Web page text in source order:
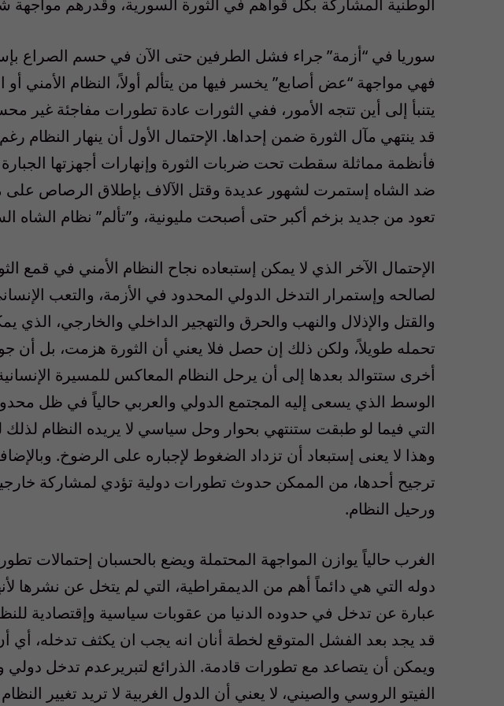
الوطنية المشاركة بكل قواهم في الثورة السورية، وقدرهم مواجهة
سوريا في “أزمة” جراء فشل الطرفين حتى الآن في حسم الصراع
فهي مواجهة “عض أصابع” يخسر فيها من يتألم أولاً، النظام الأمني أو
يتنبأ إلى أين تتجه الأمور، ففي الثورات عادة تطورات مفاجئة غير
قد ينتهي مآل الثورة ضمن إحداها. الإحتمال الأول أن ينهار النظام
فأنظمة مماثلة سقطت تحت ضربات الثورة وإنهارات أجهزتها الجبارة
ضد الشاه إستمرت لشهور عديدة وقتل الآلاف بإطلاق الرصاص على
تعود من جديد بزخم أكبر حتى أصبحت مليونية، و”تألم” نظام الشاه
الإحتمال الآخر الذي لا يمكن إستبعاده نجاح النظام الأمني في
لصالحه وإستمرار التدخل الدولي المحدود في الأزمة، والتعب
والقتل والإذلال والنهب والحرق والتهجير الداخلي والخارجي،
تحمله طويلاً، ولكن ذلك إن حصل فلا يعني أن الثورة هزمت، بل أن
أخرى ستتوالد بعدها إلى أن يرحل النظام المعاكس للمسيرة
الوسط الذي يسعى إليه المجتمع الدولي والعربي حالياً في ظل
التي فيما لو طبقت ستنتهي بحوار وحل سياسي لا يريده النظام
وهذا لا يعنى إستبعاد أن تزداد الضغوط لإجباره على الرضوخ.
ترجيح أحدها، من الممكن حدوث تطورات دولية تؤدي لمشاركة
ورحيل النظام.
الغرب حالياً يوازن المواجهة المحتملة ويضع بالحسبان إحتمالات
دوله التي هي دائماً أهم من الديمقراطية، التي لم يتخل عن نشرها
عبارة عن تدخل في حدوده الدنيا من عقوبات سياسية وإقتصادية
قد يجد بعد الفشل المتوقع لخطة أنان انه يجب ان يكثف تدخله، أي
ويمكن أن يتصاعد مع تطورات قادمة. الذرائع لتبريرعدم تدخل
الفيتو الروسي والصيني، لا يعني أن الدول الغربية لا تريد تغيير